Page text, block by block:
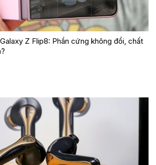
Z Flip8: Phần cứng không đổi, chất